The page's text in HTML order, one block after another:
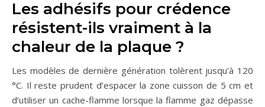
Les adhésifs pour crédence
résistent-ils vraiment à la
chaleur de la plaque ?
Les modèles de dernière génération tolèrent jusqu’à 120
°C. Il reste prudent d’espacer la zone cuisson de 5 cm et
d’utiliser un cache-flamme lorsque la flamme gaz dépasse